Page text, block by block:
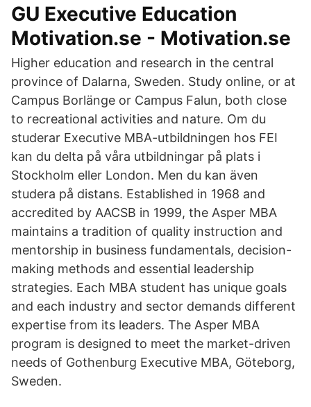
GU Executive Education
Motivation.se - Motivation.se
Higher education and research in the central
province of Dalarna, Sweden. Study online, or at
Campus Borlänge or Campus Falun, both close
to recreational activities and nature. Om du
studerar Executive MBA-utbildningen hos FEI
kan du delta på våra utbildningar på plats i
Stockholm eller London. Men du kan även
studera på distans. Established in 1968 and
accredited by AACSB in 1999, the Asper MBA
maintains a tradition of quality instruction and
mentorship in business fundamentals, decision-
making methods and essential leadership
strategies. Each MBA student has unique goals
and each industry and sector demands different
expertise from its leaders. The Asper MBA
program is designed to meet the market-driven
needs of Gothenburg Executive MBA, Göteborg,
Sweden.